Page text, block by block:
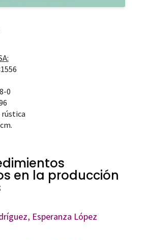
0
rústica
en la producción
, Esperanza López